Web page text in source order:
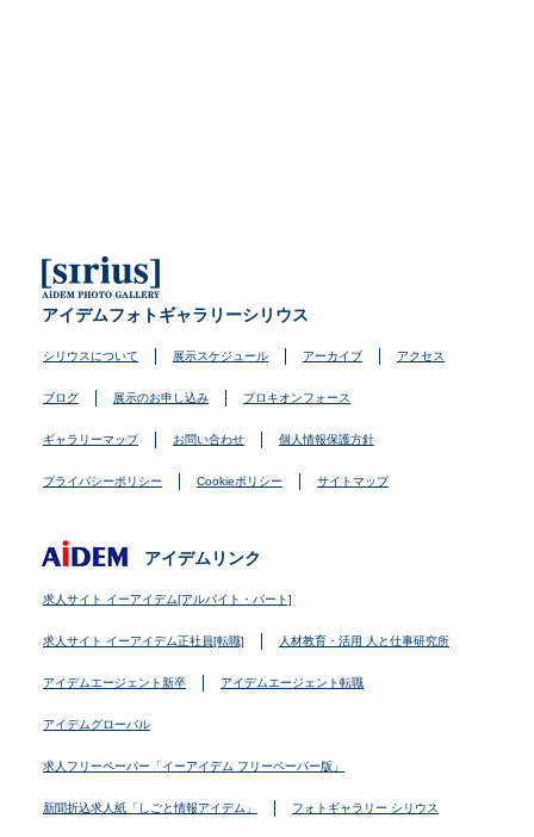
アイデムフォトギャラリーシリウス
シリウスについて 展示スケジュール アーカイブ アクセス
ブログ 展示のお申し込み プロキオンフォース
ギャラリーマップ お問い合わせ 個人情報保護方針
プライバシーポリシー Cookieポリシー サイトマップ
アイデムリンク
求人サイト イーアイデム[アルバイト・パート]
求人サイト イーアイデム正社員[転職] 人材教育・活用 人と仕事研究所
アイデムエージェント新卒 アイデムエージェント転職
アイデムグローバル
求人フリーペーパー「イーアイデム フリーペーパー版」
新聞折込求人紙「しごと情報アイデム」 フォトギャラリー シリウス